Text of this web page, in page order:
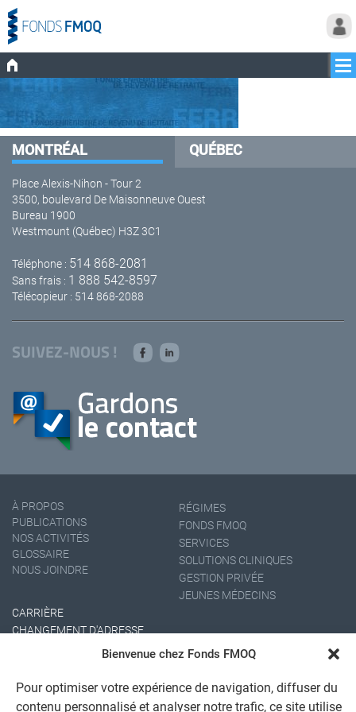
Bienvenue chez Fonds FMOQ
Pour optimiser votre expérience de navigation, diffuser du
contenu personnalisé et analyser notre trafic, ce site utilise
MONTRÉAL QUÉBEC
Place Alexis-Nihon - Tour 2
3500, boulevard De Maisonneuve Ouest
Bureau 1900
Westmount (Québec) H3Z 3C1
Téléphone : 514 868-2081
Sans frais : 1 888 542-8597
Télécopieur : 514 868-2088
SUIVEZ-NOUS !
À PROPOS
PUBLICATIONS
NOS ACTIVITÉS
GLOSSAIRE
NOUS JOINDRE
RÉGIMES
FONDS FMOQ
SERVICES
SOLUTIONS CLINIQUES
GESTION PRIVÉE
JEUNES MÉDECINS
CARRIÈRE
CHANGEMENT D'ADRESSE